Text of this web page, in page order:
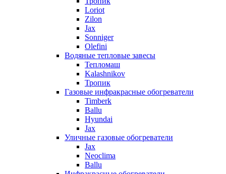
Loriot
Zilon
Jax
Sonniger
Olefini
Водяные тепловые завесы
Тепломаш
Kalashnikov
Тропик
Газовые инфракрасные обогреватели
Timberk
Ballu
Hyundai
Jax
Уличные газовые обогреватели
Jax
Neoclima
Ballu